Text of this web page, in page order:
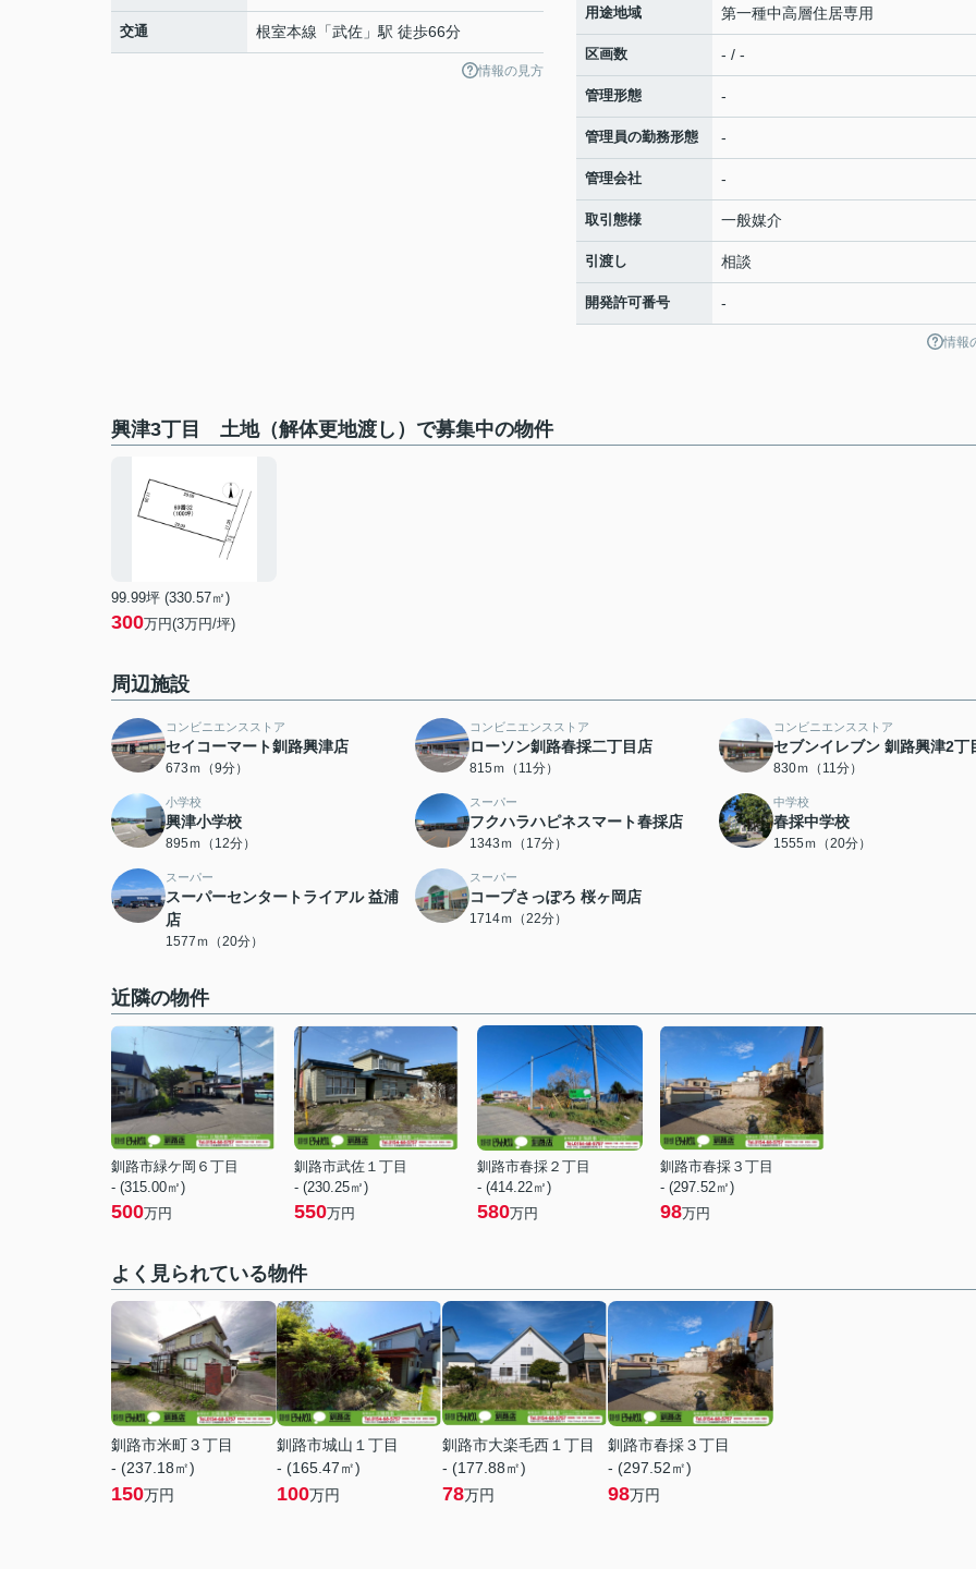
交通 根室本線 「武佐 」駅 徒歩66分
情報の見方
用途地域 第一種中高層住居専用
区画数 - / -
管理形態 -
管理員の勤務形態 -
管理会社 -
取引態様 一般媒介
引渡し 相談
開発許可番号 -
情報
興津3丁目 土地（解体更地渡し）で募集中の物件
99.99坪 (330.57㎡)
300万円(3万円/坪)
周辺施設
コンビニエンスストア
セイコーマート釧路興津店
673ｍ（9分）
コンビニエンスストア
ローソン釧路春採二丁目店
815ｍ（11分）
コンビニエンスストア
セブンイレブン 釧路興津2丁
830ｍ（11分）
小学校
興津小学校
895ｍ（12分）
スーパー
フクハラハピネスマート春採店
1343ｍ（17分）
中学校
春採中学校
1555ｍ（20分）
スーパー
スーパーセンタートライアル 益浦
店
1577ｍ（20分）
スーパー
コープさっぽろ 桜ヶ岡店
1714ｍ（22分）
近隣の物件
釧路市緑ケ岡６丁目
- (315.00㎡)
500万円
釧路市武佐１丁目
- (230.25㎡)
550万円
釧路市春採２丁目
- (414.22㎡)
580万円
釧路市春採３丁目
- (297.52㎡)
98万円
よく見られている物件
釧路市米町３丁目
- (237.18㎡)
150万円
釧路市城山１丁目
- (165.47㎡)
100万円
釧路市大楽毛西１丁目
- (177.88㎡)
78万円
釧路市春採３丁目
- (297.52㎡)
98万円